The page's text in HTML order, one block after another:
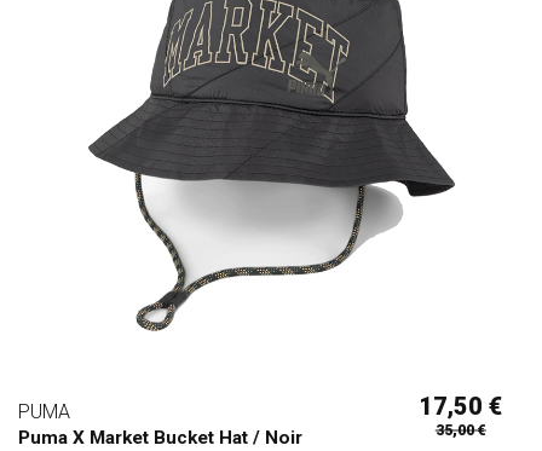
PUMA
Puma X Market Bucket Hat / Noir
17,50 €
35,00 €